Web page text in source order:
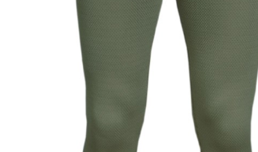
LŐSZER TÖLTŐ KÉSZÜLÉKEK, KIEGÉSZÍTŐK
MINDENFÉLE
ÖLTÖNYÖK
OPTIKA
Kereső Távcső
Spektív